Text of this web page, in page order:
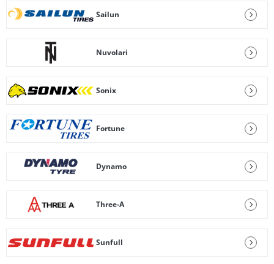
Sailun
Nuvolari
Sonix
Fortune
Dynamo
Three-A
Sunfull